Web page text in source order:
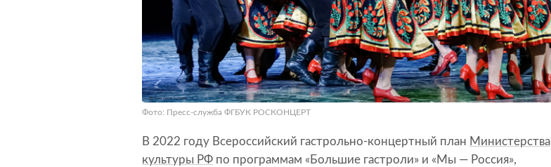
Фото: Пресс-служба ФГБУК РОСКОНЦЕРТ
В 2022 году Всероссийский гастрольно-концертный план Министерства
культуры РФ по программам «Большие гастроли» и «Мы — Россия»,